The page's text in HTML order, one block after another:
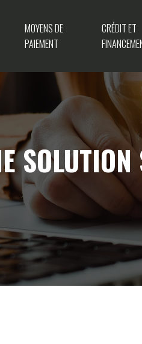
MOYENS DE
PAIEMENT
CRÉDIT ET